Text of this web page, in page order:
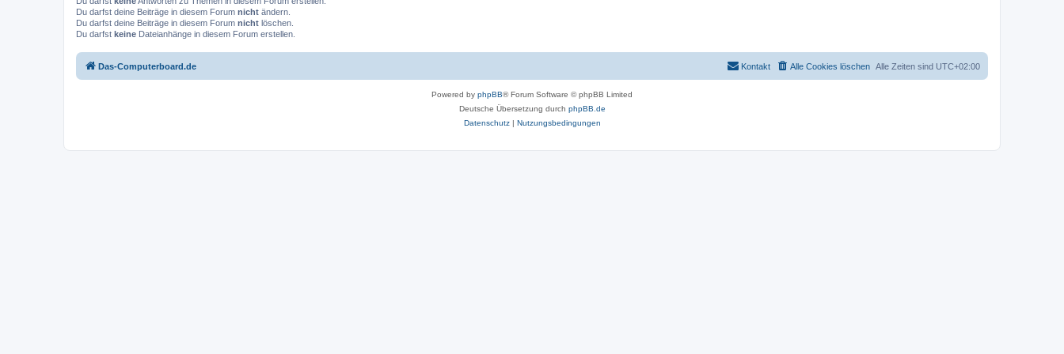
Du darfst deine Beiträge in diesem Forum nicht ändern.
Du darfst deine Beiträge in diesem Forum nicht löschen.
Du darfst keine Dateianhänge in diesem Forum erstellen.
Das-Computerboard.de Alle Zeiten sind UTC+02:00
Alle Cookies löschen
Kontakt
Powered by phpBB® Forum Software © phpBB Limited
Deutsche Übersetzung durch phpBB.de
Datenschutz| Nutzungsbedingungen